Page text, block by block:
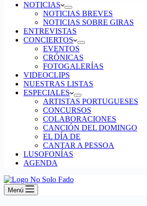
NOTICIAS
NOTICIAS BREVES
NOTICIAS SOBRE GIRAS
ENTREVISTAS
CONCIERTOS
EVENTOS
CRÓNICAS
FOTOGALERÍAS
VIDEOCLIPS
NUESTRAS LISTAS
ESPECIALES
ARTISTAS PORTUGUESES
CONCURSOS
COLABORACIONES
CANCIÓN DEL DOMINGO
EL DÍA DE
CANTAR A PESSOA
LUSOFONÍAS
AGENDA
Menú